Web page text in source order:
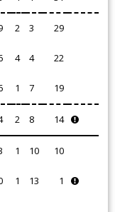
2 3 29
4 4 22
1 7 19
2 8 14
1 10 10
1 13 1